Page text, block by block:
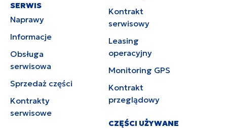
SERWIS
Naprawy
Informacje
Obsługa
serwisowa
Sprzedaż części
Kontrakty
serwisowe
Kontrakt
serwisowy
Leasing
operacyjny
Monitoring GPS
Kontrakt
przeglądowy
CZĘŚCI UŻYWANE